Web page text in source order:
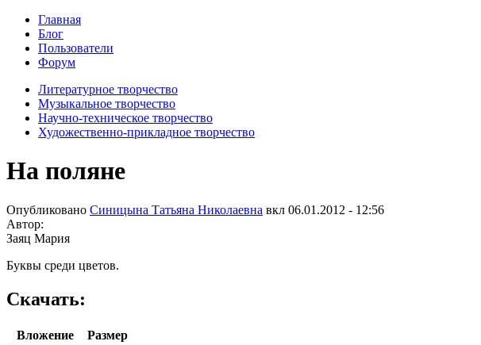
Главная
Блог
Пользователи
Форум
Литературное творчество
Музыкальное творчество
Научно-техническое творчество
Художественно-прикладное творчество
На поляне
Опубликовано Синицына Татьяна Николаевна вкл 06.01.2012 - 12:56
Автор:
Заяц Мария
Буквы среди цветов.
Скачать:
Вложение
Размер